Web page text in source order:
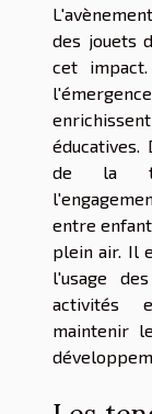
des jouets
cet
éducatives.
de la
entre
plein air. Il
l'usage
activités
maintenir